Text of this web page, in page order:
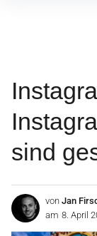
sind
von Jan
am 8. April